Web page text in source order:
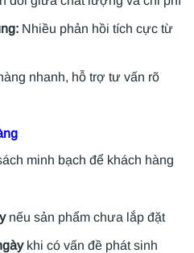
Nhiều phản hồi tích cực từ
nhanh, hỗ trợ tư vấn rõ
minh bạch để khách hàng
nếu sản phẩm chưa lắp đặt
khi có vấn đề phát sinh